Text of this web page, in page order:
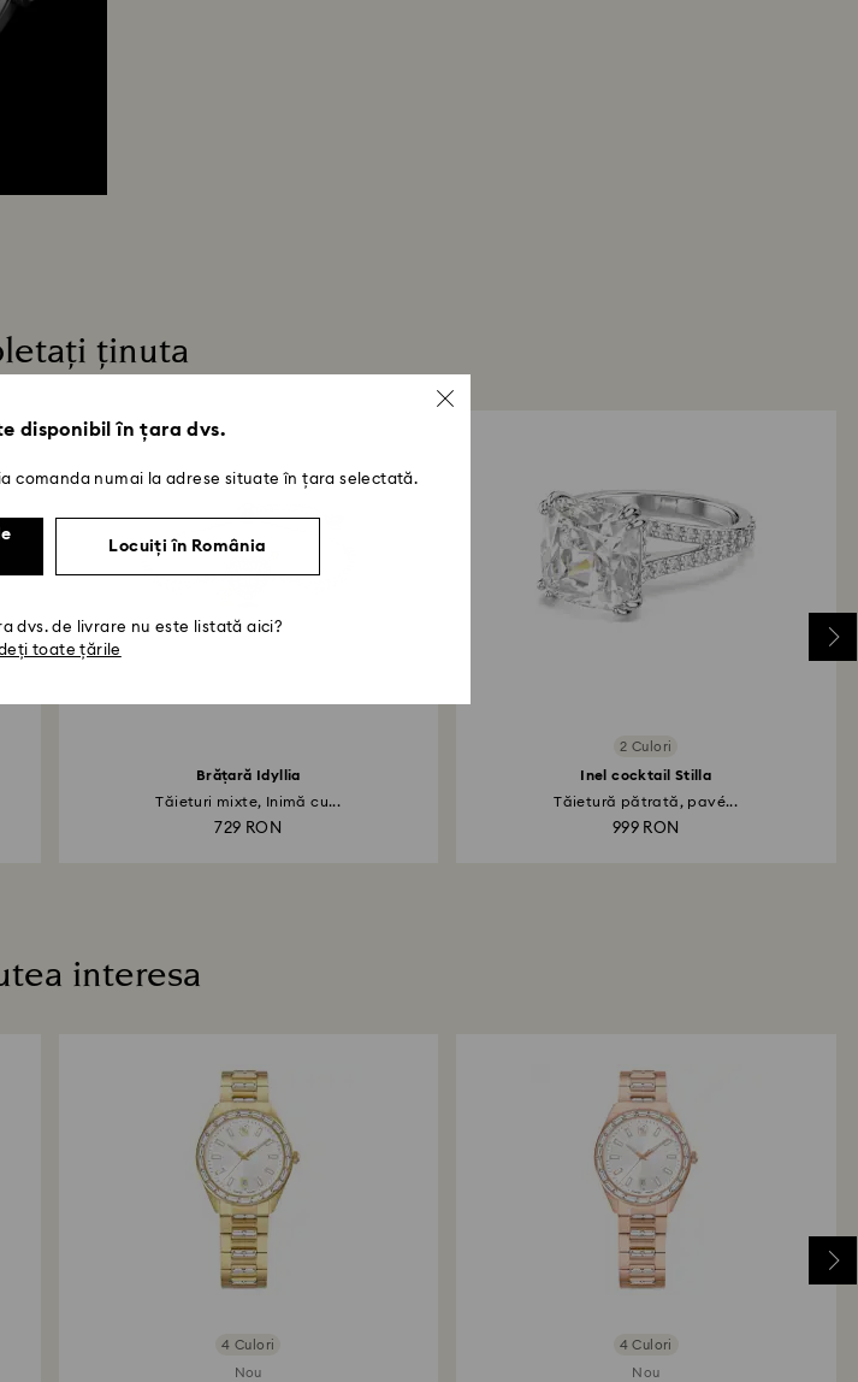
ținuta
Brățară Idyllia
Tăieturi mixte, Inimă cu...
729 RON
2 Culori
Inel cocktail Stilla
Tăietură pătrată, pavé...
999 RON
interesa
4 Culori
Nou
4 Culori
Nou
disponibil în țara dvs.
comanda numai la adrese situate în țara selectată.
Locuiți în România
dvs. de livrare nu este listată aici?
toate țările